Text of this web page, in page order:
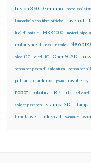
fusion 360 Genuino home
lampadario con fibre ottiche lasercut
luci di natale MKR1000 motori
motor shield nas natale
oled i2C oled IIC OpenSCAD
penna per pasta di saldatura penna per
pulsanti e arduino pwm raspberry
robot robotica RPi rtc sd card
solder past pen stampa 3D
timelapse tinkercad wemake